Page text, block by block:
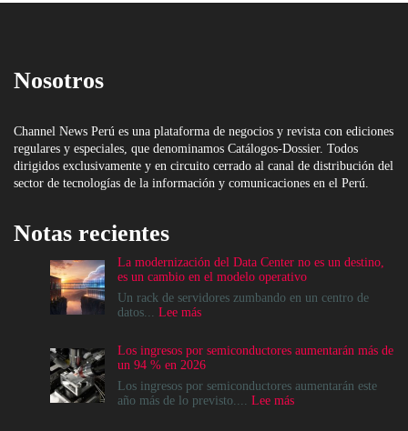
Nosotros
Channel News Perú es una plataforma de negocios y revista con ediciones
regulares y especiales, que denominamos Catálogos-Dossier. Todos
dirigidos exclusivamente y en circuito cerrado al canal de distribución del
sector de tecnologías de la información y comunicaciones en el Perú.
Notas recientes
La modernización del Data Center no es un destino,
es un cambio en el modelo operativo
Un rack de servidores zumbando en un centro de
datos... Lee más:
del
Data
Center
no
Los ingresos por semiconductores aumentarán más de
un 94 % en 2026
Los ingresos por semiconductores aumentarán este
año más de lo previsto.... Lee más: